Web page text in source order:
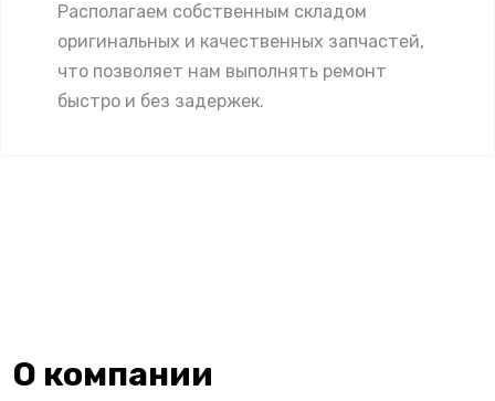
Располагаем собственным складом
оригинальных и качественных запчастей,
что позволяет нам выполнять ремонт
быстро и без задержек.
О компании